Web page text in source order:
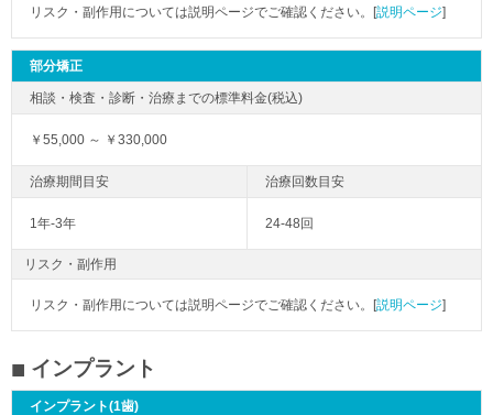
リスク・副作用については説明ページでご確認ください。[説明ページ]
部分矯正
￥55,000 ～ ￥330,000
1年-3年 24-48回
リスク・副作用
リスク・副作用については説明ページでご確認ください。[説明ページ]
インプラント
インプラント(1歯)